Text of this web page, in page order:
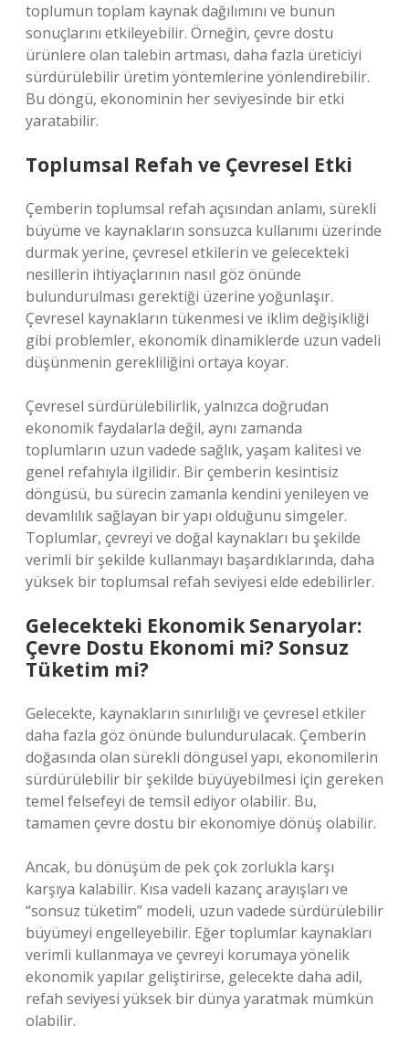
toplumun toplam kaynak dağılımını ve bunun
sonuçlarını etkileyebilir. Örneğin, çevre dostu
ürünlere olan talebin artması, daha fazla üreticiyi
sürdürülebilir üretim yöntemlerine yönlendirebilir.
Bu döngü, ekonominin her seviyesinde bir etki
yaratabilir.
Toplumsal Refah ve Çevresel Etki
Çemberin toplumsal refah açısından anlamı, sürekli
büyüme ve kaynakların sonsuzca kullanımı üzerinde
durmak yerine, çevresel etkilerin ve gelecekteki
nesillerin ihtiyaçlarının nasıl göz önünde
bulundurulması gerektiği üzerine yoğunlaşır.
Çevresel kaynakların tükenmesi ve iklim değişikliği
gibi problemler, ekonomik dinamiklerde uzun vadeli
düşünmenin gerekliliğini ortaya koyar.
Çevresel sürdürülebilirlik, yalnızca doğrudan
ekonomik faydalarla değil, aynı zamanda
toplumların uzun vadede sağlık, yaşam kalitesi ve
genel refahıyla ilgilidir. Bir çemberin kesintisiz
döngüsü, bu sürecin zamanla kendini yenileyen ve
devamlılık sağlayan bir yapı olduğunu simgeler.
Toplumlar, çevreyi ve doğal kaynakları bu şekilde
verimli bir şekilde kullanmayı başardıklarında, daha
yüksek bir toplumsal refah seviyesi elde edebilirler.
Gelecekteki Ekonomik Senaryolar:
Çevre Dostu Ekonomi mi? Sonsuz
Tüketim mi?
Gelecekte, kaynakların sınırlılığı ve çevresel etkiler
daha fazla göz önünde bulundurulacak. Çemberin
doğasında olan sürekli döngüsel yapı, ekonomilerin
sürdürülebilir bir şekilde büyüyebilmesi için gereken
temel felsefeyi de temsil ediyor olabilir. Bu,
tamamen çevre dostu bir ekonomiye dönüş olabilir.
Ancak, bu dönüşüm de pek çok zorlukla karşı
karşıya kalabilir. Kısa vadeli kazanç arayışları ve
“sonsuz tüketim” modeli, uzun vadede sürdürülebilir
büyümeyi engelleyebilir. Eğer toplumlar kaynakları
verimli kullanmaya ve çevreyi korumaya yönelik
ekonomik yapılar geliştirirse, gelecekte daha adil,
refah seviyesi yüksek bir dünya yaratmak mümkün
olabilir.